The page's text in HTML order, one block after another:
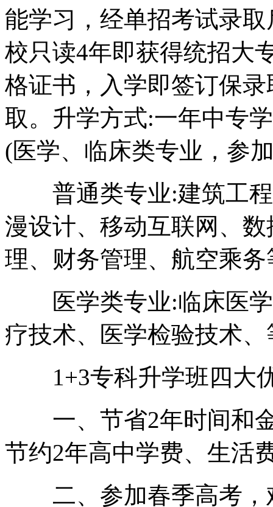
能学习，经单招考试录
校只读4年即获得统招大
格证书，入学即签订保
取。升学方式:一年中专
(医学、临床类专业，参
普通类专业:建筑工程
漫设计、移动互联网、
理、财务管理、航空乘
医学类专业:临床医学
疗技术、医学检验技术
1+3专科升学班四大
一、节省2年时间和金
节约2年高中学费、生活
二、参加春季高考，